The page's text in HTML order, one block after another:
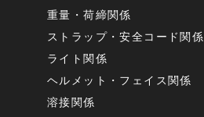
重量・荷締関係
ストラップ・安全コード関係
ライト関係
ヘルメット・フェイス関係
溶接関係